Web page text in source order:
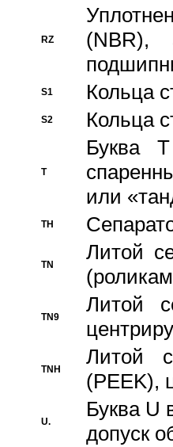
RZ
(NBR),
S1 Кольца
S2 Кольца
T
Буква
или
TH
TN
Литой
TN9
Литой
TNH
Литой
(PEEK),
U.
Буква U
допуск